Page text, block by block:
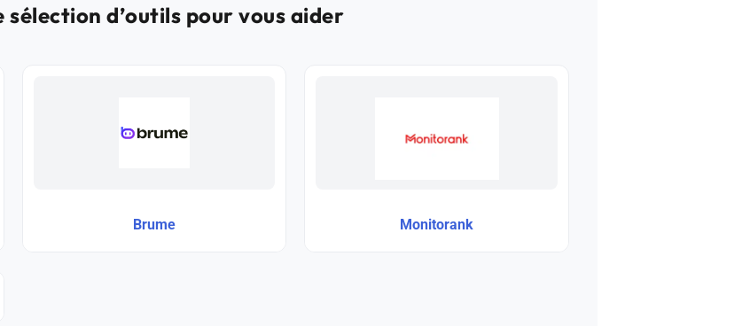
sélection d’outils pour vous aider
Brume Monitorank